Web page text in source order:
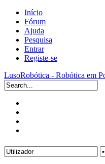
Início
Fórum
Ajuda
Pesquisa
Entrar
Registe-se
LusoRobótica - Robótica em